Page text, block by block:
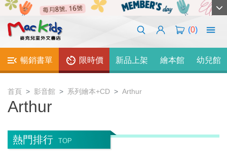
(0)
暢銷書單 限時價 新品上架 繪本館 幼兒館
首頁 影音館 系列繪本+CD Arthur
Arthur
熱門排行 TOP